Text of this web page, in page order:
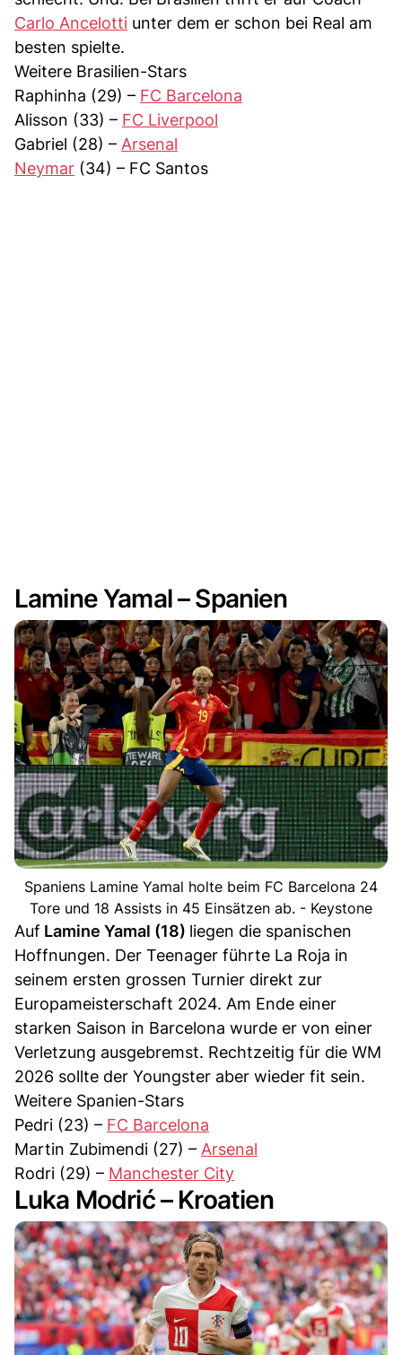
Carlo Ancelotti unter dem er schon bei Real am
besten spielte.
Weitere Brasilien-Stars
Raphinha (29) – FC Barcelona
Alisson (33) – FC Liverpool
Gabriel (28) – Arsenal
Neymar (34) – FC Santos
Lamine Yamal – Spanien
Spaniens Lamine Yamal holte beim FC Barcelona 24
Tore und 18 Assists in 45 Einsätzen ab. - Keystone
Auf Lamine Yamal (18) liegen die spanischen
Hoffnungen. Der Teenager führte La Roja in
seinem ersten grossen Turnier direkt zur
Europameisterschaft 2024. Am Ende einer
starken Saison in Barcelona wurde er von einer
Verletzung ausgebremst. Rechtzeitig für die WM
2026 sollte der Youngster aber wieder fit sein.
Weitere Spanien-Stars
Pedri (23) – FC Barcelona
Martin Zubimendi (27) – Arsenal
Rodri (29) – Manchester City
Luka Modrić – Kroatien